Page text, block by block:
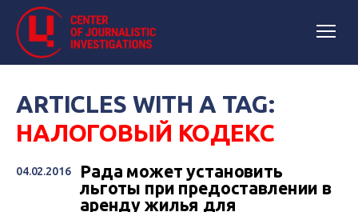
ARTICLES WITH A TAG:
НАЛОГОВЫЙ КОДЕКС
04.02.2016
Рада может установить
льготы при предоставлении в
аренду жилья для